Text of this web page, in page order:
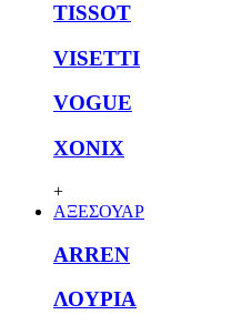
TISSOT
VISETTI
VOGUE
XONIX
+
ΑΞΕΣΟΥΑΡ
ARREN
ΛΟΥΡΙΑ